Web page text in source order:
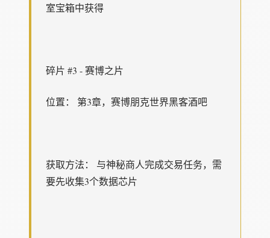
室宝箱中获得
碎片 #3 - 赛博之片
位置： 第3章，赛博朋克世界黑客酒吧
获取方法： 与神秘商人完成交易任务，需
要先收集3个数据芯片